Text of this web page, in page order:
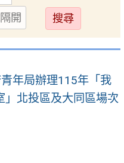
送
出
年局辦理115年「我
北投區及大同區場次